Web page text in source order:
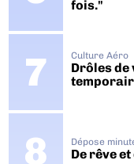
fois."
Culture Aéro
Drôles de
Dépose
De rêve